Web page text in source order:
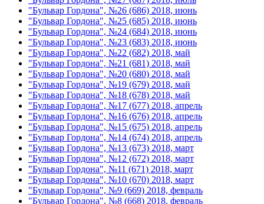
"Бульвар Гордона", №26 (686) 2018, июнь
"Бульвар Гордона", №25 (685) 2018, июнь
"Бульвар Гордона", №24 (684) 2018, июнь
"Бульвар Гордона", №23 (683) 2018, июнь
"Бульвар Гордона", №22 (682) 2018, май
"Бульвар Гордона", №21 (681) 2018, май
"Бульвар Гордона", №20 (680) 2018, май
"Бульвар Гордона", №19 (679) 2018, май
"Бульвар Гордона", №18 (678) 2018, май
"Бульвар Гордона", №17 (677) 2018, апрель
"Бульвар Гордона", №16 (676) 2018, апрель
"Бульвар Гордона", №15 (675) 2018, апрель
"Бульвар Гордона", №14 (674) 2018, апрель
"Бульвар Гордона", №13 (673) 2018, март
"Бульвар Гордона", №12 (672) 2018, март
"Бульвар Гордона", №11 (671) 2018, март
"Бульвар Гордона", №10 (670) 2018, март
"Бульвар Гордона", №9 (669) 2018, февраль
"Бульвар Гордона", №8 (668) 2018, февраль